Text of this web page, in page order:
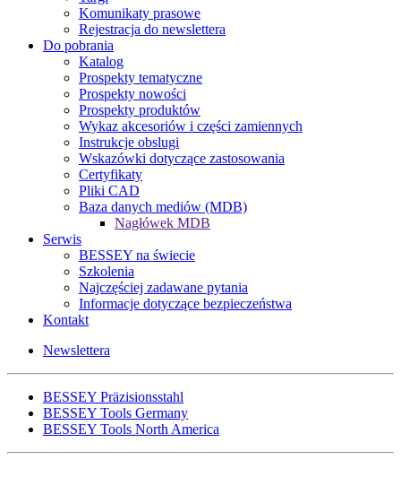
Komunikaty prasowe
Rejestracja do newslettera
Do pobrania
Katalog
Prospekty tematyczne
Prospekty nowości
Prospekty produktów
Wykaz akcesoriów i części zamiennych
Instrukcje obslugi
Wskazówki dotyczące zastosowania
Certyfikaty
Pliki CAD
Baza danych mediów (MDB)
Nagłówek MDB
Serwis
BESSEY na świecie
Szkolenia
Najczęściej zadawane pytania
Informacje dotyczące bezpieczeństwa
Kontakt
Newslettera
BESSEY Präzisionsstahl
BESSEY Tools Germany
BESSEY Tools North America